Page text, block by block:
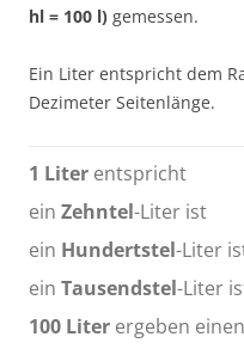
hl = 100 l) gemessen.
Ein Liter entspricht dem
Dezimeter Seitenlänge.
1 Liter entspricht
ein Zehntel-Liter ist
ein Hundertstel-Liter
ein Tausendstel-Liter
100 Liter ergeben einen